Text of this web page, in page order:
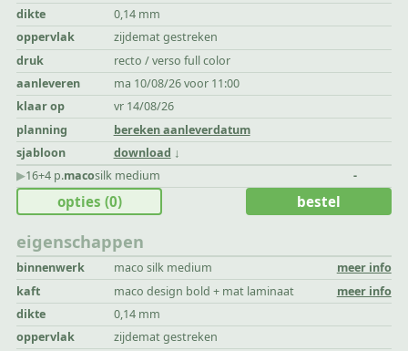
dikte
0,14 mm
oppervlak
zijdemat gestreken
druk
recto / verso full color
aanleveren
ma 10/08/26 voor 11:00
klaar op
vr 14/08/26
planning
bereken aanleverdatum
sjabloon
download
▶︎16+4 p.macosilk medium -
eigenschappen
binnenwerk maco silk medium
meer info
kaft
maco design bold + mat laminaat
meer info
dikte
0,14 mm
oppervlak
zijdemat gestreken
opties (0) bestel